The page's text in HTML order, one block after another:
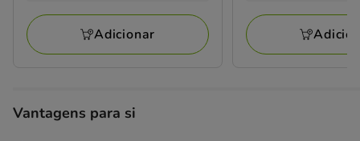
avaliações
40.81€
Adicionar
avaliações
114.37€
Vantagens para si